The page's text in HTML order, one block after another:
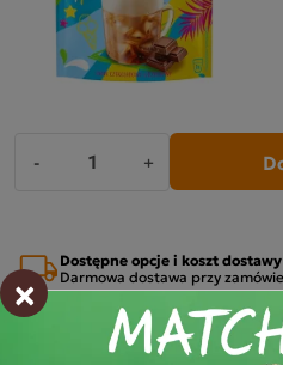
- +
Dostępne opcje i koszt dostawy
Darmowa dostawa przy
Przewidywana dostawa
pon. 27.07 - wt. 28.07
×